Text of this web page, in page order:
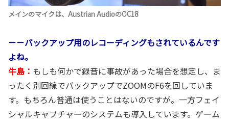
メインのマイクは、Austrian AudioのOC18
－－バックアップ用のレコーディングもされているんです
よね。
牛島： もしも何かで録音に事故があった場合を想定し、ま
ったく別回線でバックアップでZOOMのF6を回していま
す。もちろん普通は使うことはないのですが。一方フェイ
シャルキャプチャーのシステムも導入しています。ゲーム